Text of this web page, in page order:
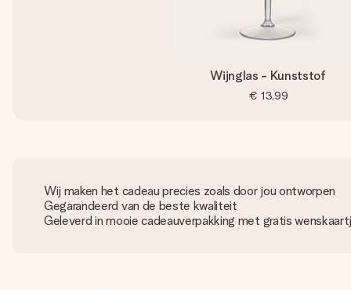
Wijnglas - Kunststof
€ 13,99
Wij maken het cadeau precies zoals door jou ontworpen
Gegarandeerd van de beste kwaliteit
Geleverd in mooie cadeauverpakking met gratis